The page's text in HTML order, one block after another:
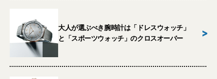
大人が選ぶべき腕時計は「ドレスウォッチ」
と「スポーツウォッチ」のクロスオーバー
>